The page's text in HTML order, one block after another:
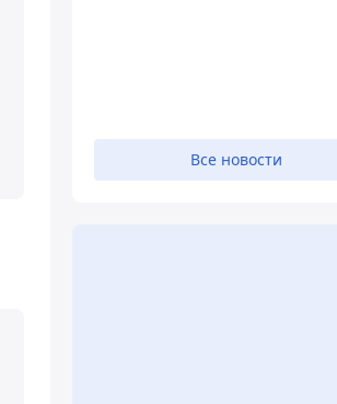
Все новости